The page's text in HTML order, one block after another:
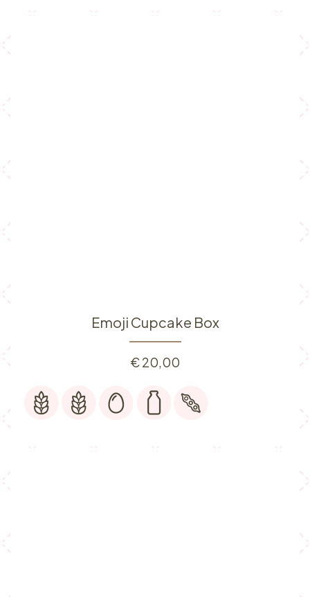
Emoji Cupcake Box
€20,00